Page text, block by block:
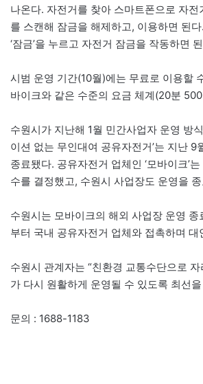
나온다. 자전거를 찾아 스마트폰으로 자
를 스캔해 잠금을 해제하고, 이용하면 된
‘잠금’을 누르고 자전거 잠금을 작동하면
시범 운영 기간(10월)에는 무료로 이용할
바이크와 같은 수준의 요금 체계(20분
수원시가 지난해 1월 민간사업자 운영 방
이션 없는 무인대여 공유자전거’는 지난 9
종료됐다. 공유자전거 업체인 ‘모바이크’
수를 결정했고, 수원시 사업장도 운영을
수원시는 모바이크의 해외 사업장 운영 종
부터 국내 공유자전거 업체와 접촉하며 대
수원시 관계자는 “친환경 교통수단으로
가 다시 원활하게 운영될 수 있도록 최선
문의 : 1688-1183